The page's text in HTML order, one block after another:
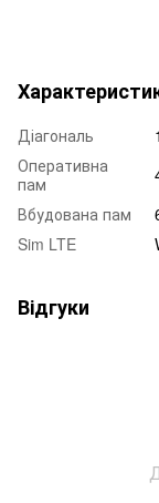
Діагональ
Оперативна
пам
Вбудована пам
Sim LTE
Відгуки